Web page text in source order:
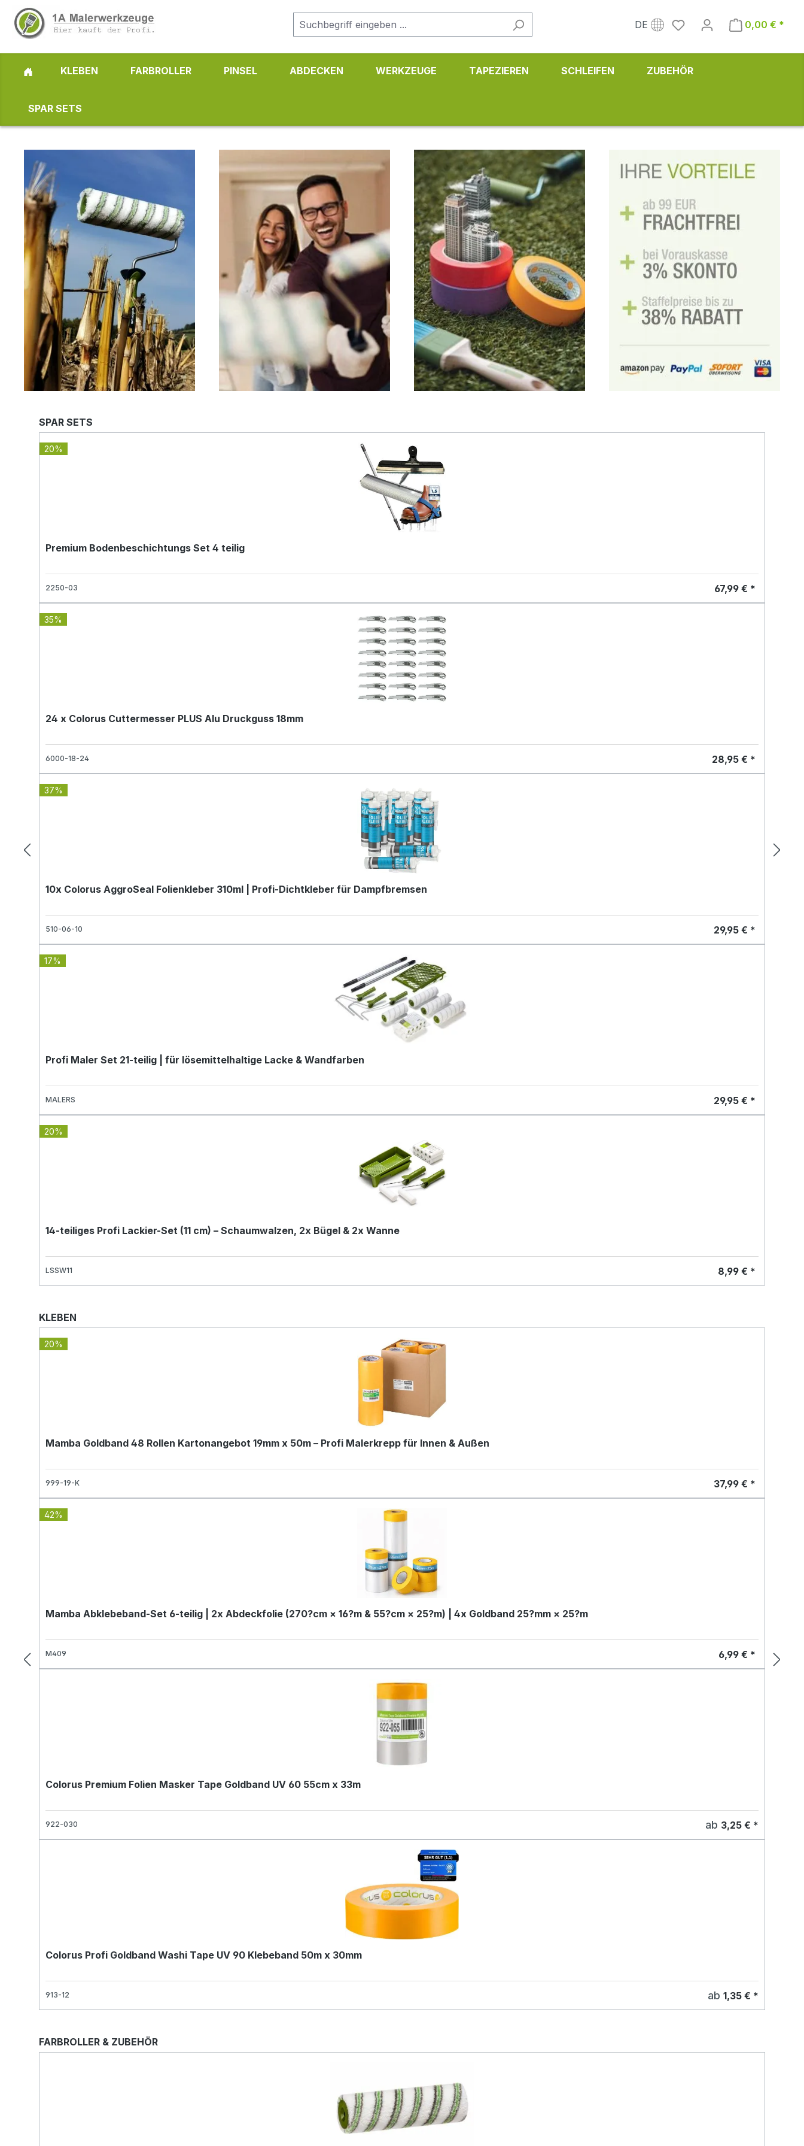
Hauptinhalt springen
Zur Suche springen
Zur Hauptnavigation springen
DE 0,00 € *
KLEBEN FARBROLLER PINSEL ABDECKEN WERKZEUGE TAPEZIEREN SCHLEIFEN ZUBEHÖR
SPAR SETS
Produktgalerie überspringen
SPAR SETS
20%
Premium Bodenbeschichtungs Set 4 teilig
2250-03 67,99 € *
35%
24 x Colorus Cuttermesser PLUS Alu Druckguss 18mm
6000-18-24 28,95 € *
37%
10x Colorus AggroSeal Folienkleber 310ml | Profi-Dichtkleber für Dampfbremsen
510-06-10 29,95 € *
17%
Profi Maler Set 21-teilig | für lösemittelhaltige Lacke & Wandfarben
MALERS 29,95 € *
20%
14-teiliges Profi Lackier-Set (11 cm) – Schaumwalzen, 2x Bügel & 2x Wanne
LSSW11 8,99 € *
Produktgalerie überspringen
KLEBEN
20%
Mamba Goldband 48 Rollen Kartonangebot 19mm x 50m – Profi Malerkrepp für Innen & Außen
999-19-K 37,99 € *
42%
Mamba Abklebeband-Set 6-teilig | 2x Abdeckfolie (270?cm × 16?m & 55?cm × 25?m) | 4x Goldband 25?mm × 25?m
M409 6,99 € *
Colorus Premium Folien Masker Tape Goldband UV 60 55cm x 33m
922-030 ab 3,25 € *
Colorus Profi Goldband Washi Tape UV 90 Klebeband 50m x 30mm
913-12 ab 1,35 € *
Produktgalerie überspringen
FARBROLLER & ZUBEHÖR